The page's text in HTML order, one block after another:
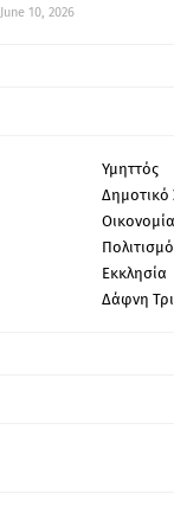
June 10, 2026
Υμηττός
Δημοτικό
Οικονομία
Εκκλησία
Δάφνη